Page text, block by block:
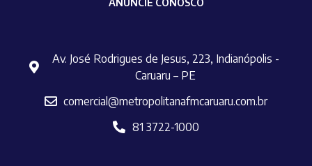
ANUNCIE CONOSCO
Av. José Rodrigues de Jesus, 223, Indianópolis -
Caruaru – PE
comercial@metropolitanafmcaruaru.com.br
81 3722-1000